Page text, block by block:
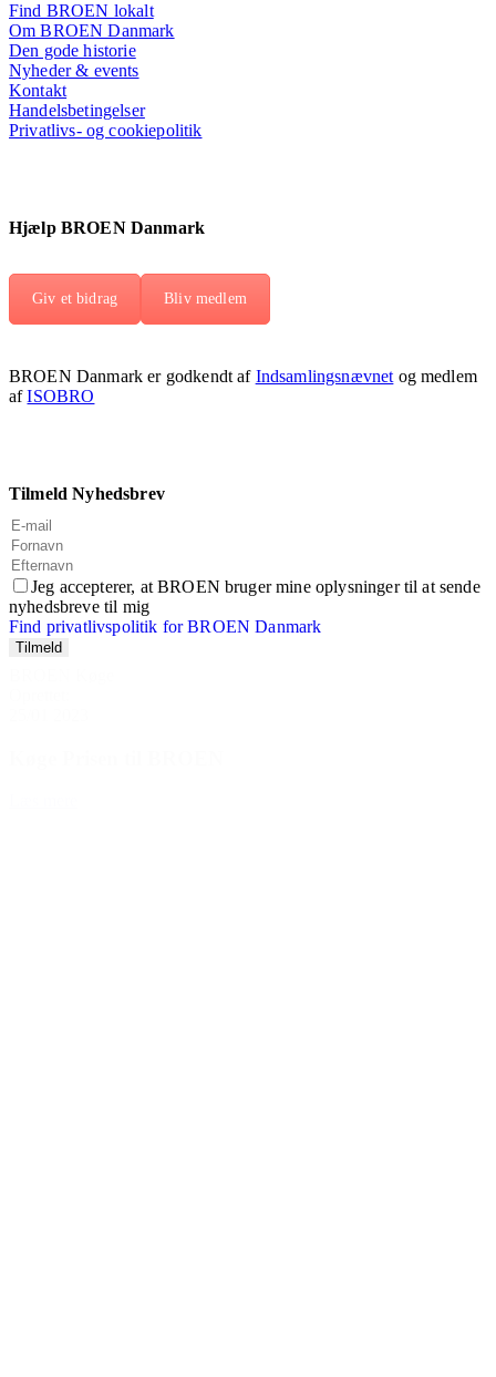
Find BROEN lokalt
Om BROEN Danmark
Den gode historie
Nyheder & events
Kontakt
Handelsbetingelser
Privatlivs- og cookiepolitik
Hjælp BROEN Danmark
Giv et bidrag Bliv medlem
BROEN Danmark er godkendt af Indsamlingsnævnet og medlem
afISOBRO
Tilmeld Nyhedsbrev
Jeg accepterer, at BROEN bruger mine oplysninger til at sende
nyhedsbreve til mig
Find privatlivspolitik for BROEN Danmark